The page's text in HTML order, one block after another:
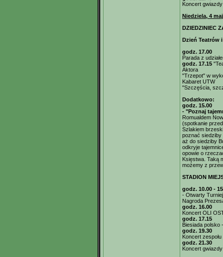
Koncert
Niedziela, 4
DZIEDZINIEC
Dzień Teatrów
godz. 17.00
Parada z
godz. 17.15
Aktora
"Trzepot" w
Kabaret UTW
"Szczęścia,
Dodatkowo:
godz. 15.00
- "Poznaj
Romualdem
(spotkanie
Szlakiem
poznać siedziby
aż do siedziby
odkryje
opowie o
Księstwa. Taką
możemy z
STADION
godz. 10.00 -
- Otwarty
Nagroda
godz. 16.00
Koncert OLI
godz. 17.15
Biesiada polsko
godz. 19.30
Koncert
godz. 21.30
Koncert